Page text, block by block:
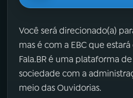
Você será direcionado(a)
mas é com a EBC que
Fala.BR é uma plataforma
sociedade com a
meio das Ouvidorias.